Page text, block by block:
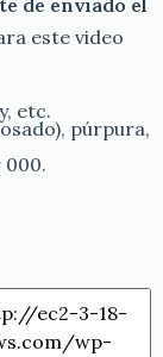
de enviado el
este video
etc.
púrpura,
000.